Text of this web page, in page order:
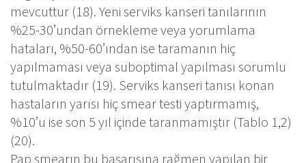
mevcuttur (18). Yeni serviks kanseri tanılarının
%25-30’undan örnekleme veya yorumlama
hataları, %50-60’ından ise taramanın hiç
yapılmaması veya suboptimal yapılması sorumlu
tutulmaktadır (19). Serviks kanseri tanısı konan
hastaların yarısı hiç smear testi yaptırmamış,
%10’u ise son 5 yıl içinde taranmamıştır (Tablo 1,2)
(20).
Pap smearın bu başarısına rağmen yapılan bir